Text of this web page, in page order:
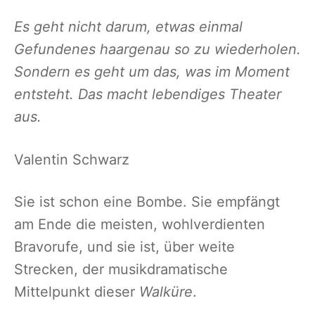
Es geht nicht darum, etwas einmal
Gefundenes haargenau so zu wiederholen.
Sondern es geht um das, was im Moment
entsteht. Das macht lebendiges Theater
aus.
Valentin Schwarz
Sie ist schon eine Bombe. Sie empfängt
am Ende die meisten, wohlverdienten
Bravorufe, und sie ist, über weite
Strecken, der musikdramatische
Mittelpunkt dieser Walküre.